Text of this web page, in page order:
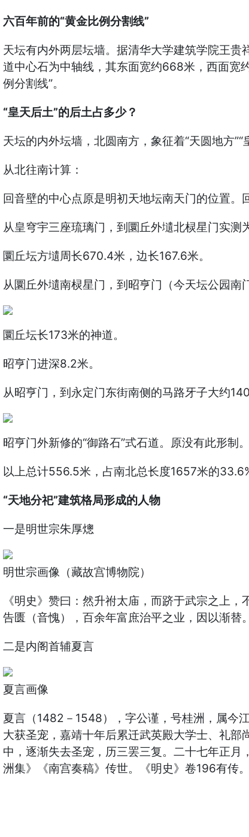
六百年前的“黄金比例分割线”
天坛有内外两层坛墙。据清华大学建筑学院王
道中心石为中轴线，其东面宽约668米，西面宽
例分割线”。
“皇天后土”的后土占多少？
天坛的内外坛墙，北圆南方，象征着“天圆地方
从北往南计算：
回音壁的中心点原是明初天地坛南天门的位置。
从皇穹宇三座琉璃门，到圜丘外壝北棂星门实测
圜丘坛方壝周长670.4米，边长167.6米。
从圜丘外壝南棂星门，到昭亨门（今天坛公园南
圜丘坛长173米的神道。
昭亨门进深8.2米。
从昭亨门，到永定门东街南侧的马路牙子大约140
昭亨门外新修的“御路石”式石道。原没有此形制
以上总计556.5米，占南北总长度1657米的
“天地分祀”建筑格局形成的人物
一是明世宗朱厚熜
明世宗画像（藏故宫博物院）
《明史》赞曰：然升祔太庙，而跻于武宗之上
告匮（音愧），百余年富庶治平之业，因以渐替。
二是内阁首辅夏言
夏言画像
夏言（1482－1548），字公谨，号桂洲，属今
大获圣宠，嘉靖十年后累迁武英殿大学士、礼
中，逐渐失去圣宠，历三罢三复。二十七年正
洲集》《南宫奏稿》传世。《明史》卷196有传。